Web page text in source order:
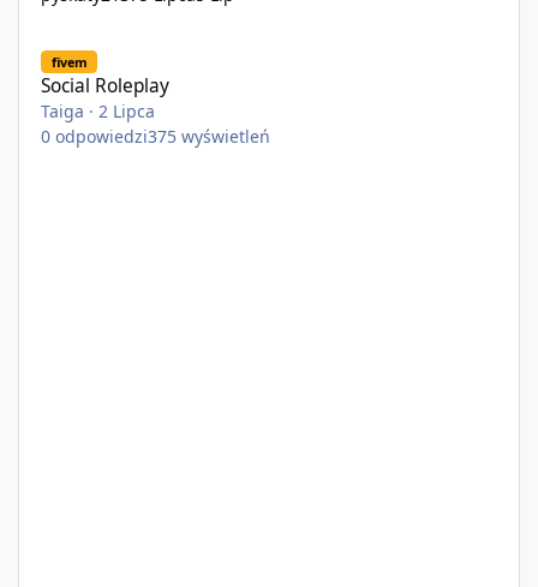
fivem
Social Roleplay
Taiga ·2 Lipca
0 odpowiedzi375 wyświetleń